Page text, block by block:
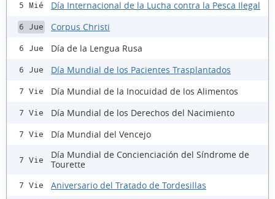
5 Mié Día Internacional de la Lucha contra la Pesca Ilegal
6 Jue Corpus Christi
6 Jue Día de la Lengua Rusa
6 Jue Día Mundial de los Pacientes Trasplantados
7 Vie Día Mundial de la Inocuidad de los Alimentos
7 Vie Día Mundial de los Derechos del Nacimiento
7 Vie Día Mundial del Vencejo
7 Vie
Día Mundial de Concienciación del Síndrome de
Tourette
7 Vie Aniversario del Tratado de Tordesillas